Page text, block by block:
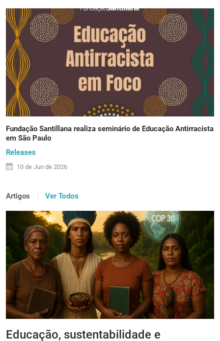
Fundação Santillana realiza seminário de Educação Antirracista
em São Paulo
Releases
10 de Jun de 2026
Artigos Ver Todos
Educação, sustentabilidade e